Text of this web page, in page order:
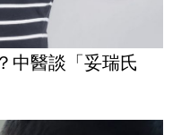
中醫談「妥瑞氏